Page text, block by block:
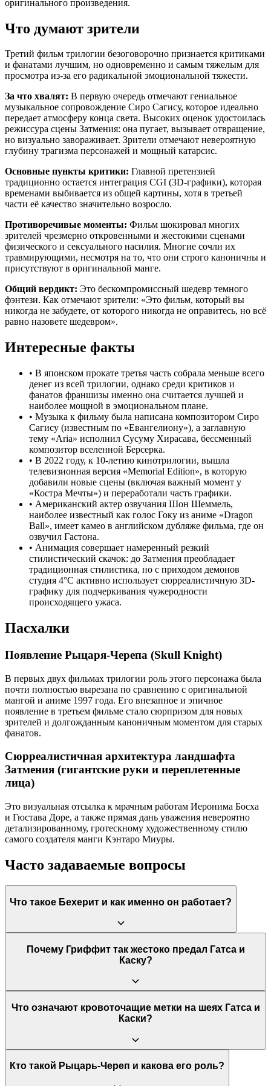
оригинального произведения.
Что думают зрители
Третий фильм трилогии безоговорочно признается критиками
и фанатами лучшим, но одновременно и самым тяжелым для
просмотра из-за его радикальной эмоциональной тяжести.
За что хвалят: В первую очередь отмечают гениальное
музыкальное сопровождение Сиро Сагису, которое идеально
передает атмосферу конца света. Высоких оценок удостоилась
режиссура сцены Затмения: она пугает, вызывает отвращение,
но визуально завораживает. Зрители отмечают невероятную
глубину трагизма персонажей и мощный катарсис.
Основные пункты критики: Главной претензией
традиционно остается интеграция CGI (3D-графики), которая
временами выбивается из общей картины, хотя в третьей
части её качество значительно возросло.
Противоречивые моменты: Фильм шокировал многих
зрителей чрезмерно откровенными и жестокими сценами
физического и сексуального насилия. Многие сочли их
травмирующими, несмотря на то, что они строго каноничны и
присутствуют в оригинальной манге.
Общий вердикт: Это бескомпромиссный шедевр темного
фэнтези. Как отмечают зрители: «Это фильм, который вы
никогда не забудете, от которого никогда не оправитесь, но всё
равно назовете шедевром».
Интересные факты
• В японском прокате третья часть собрала меньше всего
денег из всей трилогии, однако среди критиков и
фанатов франшизы именно она считается лучшей и
наиболее мощной в эмоциональном плане.
• Музыка к фильму была написана композитором Сиро
Сагису (известным по «Евангелиону»), а заглавную
тему «Aria» исполнил Сусуму Хирасава, бессменный
композитор вселенной Берсерка.
• В 2022 году, к 10-летию кинотрилогии, вышла
телевизионная версия «Memorial Edition», в которую
добавили новые сцены (включая важный момент у
«Костра Мечты») и переработали часть графики.
• Американский актер озвучания Шон Шеммель,
наиболее известный как голос Гоку из аниме «Dragon
Ball», имеет камео в английском дубляже фильма, где он
озвучил Гастона.
• Анимация совершает намеренный резкий
стилистический скачок: до Затмения преобладает
традиционная стилистика, но с приходом демонов
студия 4°C активно использует сюрреалистичную 3D-
графику для подчеркивания чужеродности
происходящего ужаса.
Пасхалки
Появление Рыцаря-Черепа (Skull Knight)
В первых двух фильмах трилогии роль этого персонажа была
почти полностью вырезана по сравнению с оригинальной
мангой и аниме 1997 года. Его внезапное и эпичное
появление в третьем фильме стало сюрпризом для новых
зрителей и долгожданным каноничным моментом для старых
фанатов.
Сюрреалистичная архитектура ландшафта
Затмения (гигантские руки и переплетенные
лица)
Это визуальная отсылка к мрачным работам Иеронима Босха
и Гюстава Доре, а также прямая дань уважения невероятно
детализированному, гротескному художественному стилю
самого создателя манги Кэнтаро Миуры.
Часто задаваемые вопросы
Что такое Бехерит и как именно он работает?
Бехерит — это живой магический артефакт, связывающий
человеческий мир с астральным миром Длани Господа. Он
достигает абсолютного дна отчаяния. Артефакт предлагает
исполнение величайшего желания в обмен на принесение в
жертву самого дорогого (семьи, друзей или человечности).
Почему Гриффит так жестоко предал Гатса и
Каску?
Став искалеченным инвалидом, Гриффит осознал, что его
мечта о королевстве недостижима в человеческом теле.
Гатсу делала его слабым. Пожертвовав отрядом, он
уничтожил свои человеческие слабости ради обретения
абсолютной власти и божественной силы.
Что означают кровоточащие метки на шеях Гатса и
Каски?
Это «Клеймо Жертвы» (Brand of Sacrifice). Оно означает, что
Кто такой Рыцарь-Череп и какова его роль?